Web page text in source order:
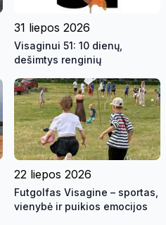
31 liepos 2026
Visaginui 51: 10 dienų,
dešimtys renginių
22 liepos 2026
Futgolfas Visagine – sportas,
vienybė ir puikios emocijos